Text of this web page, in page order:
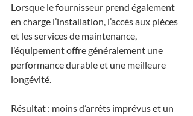
Lorsque le fournisseur prend également
en charge l’installation, l’accès aux pièces
et les services de maintenance,
l’équipement offre généralement une
performance durable et une meilleure
longévité.
Résultat : moins d’arrêts imprévus et un